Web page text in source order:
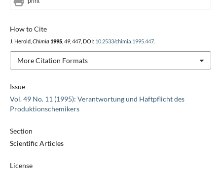
Issue
Vol. 49 No. 11 (1995): Verantwortung und Haftpflicht des
Produktionschemikers
Section
Scientific Articles
License
How to Cite
J. Herold, Chimia 1995, 49, 447, DOI: 10.2533/chimia.1995.447.
More Citation Formats